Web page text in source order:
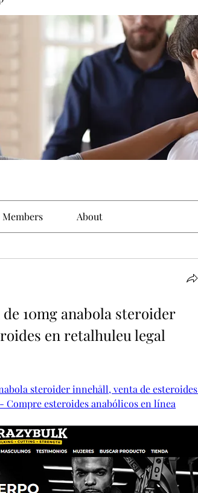
Members About
10mg anabola steroider
en retalhuleu legal
steroider innehåll, venta de esteroides
Compre esteroides anabólicos en línea